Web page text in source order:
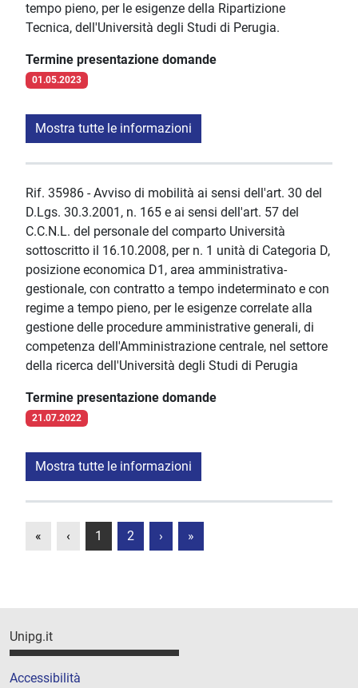
tempo pieno, per le esigenze della Ripartizione
Tecnica, dell'Università degli Studi di Perugia.
Termine presentazione domande
01.05.2023
Mostra tutte le informazioni
Rif. 35986 - Avviso di mobilità ai sensi dell'art. 30 del
D.Lgs. 30.3.2001, n. 165 e ai sensi dell'art. 57 del
C.C.N.L. del personale del comparto Università
sottoscritto il 16.10.2008, per n. 1 unità di Categoria D,
posizione economica D1, area amministrativa-
gestionale, con contratto a tempo indeterminato e con
regime a tempo pieno, per le esigenze correlate alla
gestione delle procedure amministrative generali, di
competenza dell'Amministrazione centrale, nel settore
della ricerca dell'Università degli Studi di Perugia
Termine presentazione domande
21.07.2022
Mostra tutte le informazioni
« ‹ 1 2 › »
Unipg.it
Accessibilità